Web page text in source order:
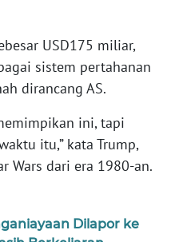
USD175 miliar,
sistem pertahanan
dirancang AS.
ini, tapi
itu,” kata Trump,
Wars dari era 1980-an.
Dilapor ke